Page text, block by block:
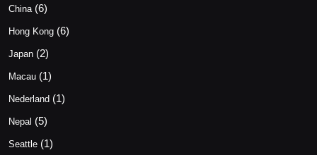
China (6)
Hong Kong (6)
Japan (2)
Macau (1)
Nederland (1)
Nepal (5)
Seattle (1)